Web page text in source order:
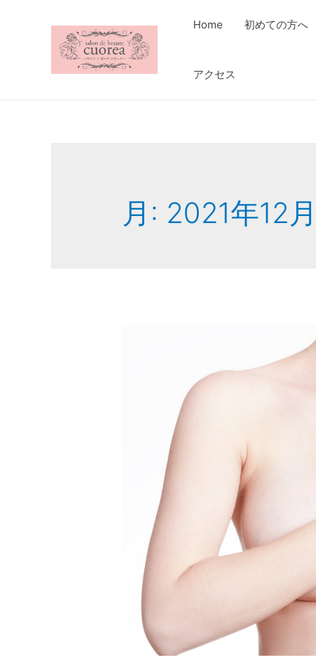
Home 初めての方へ
アクセス
月: 2021年12月